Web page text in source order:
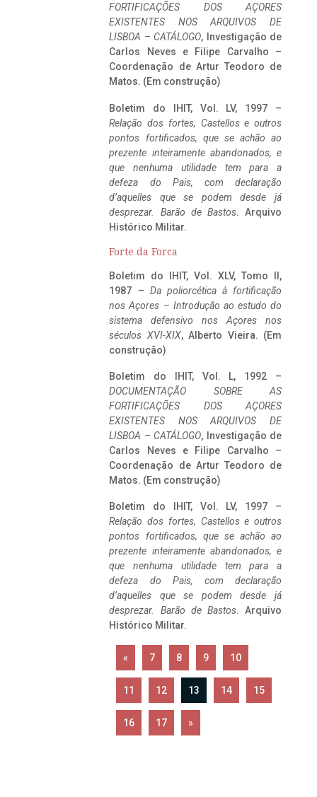
FORTIFICAÇÕES DOS AÇORES
EXISTENTES NOS ARQUIVOS DE
LISBOA – CATÁLOGO, Investigação de
Carlos Neves e Filipe Carvalho –
Coordenação de Artur Teodoro de
Matos. (Em construção)
Boletim do IHIT, Vol. LV, 1997 –
Relação dos fortes, Castellos e outros
pontos fortificados, que se achão ao
prezente inteiramente abandonados, e
que nenhuma utilidade tem para a
defeza do Pais, com declaração
d’aquelles que se podem desde já
desprezar. Barão de Bastos. Arquivo
Histórico Militar.
Forte da Forca
Boletim do IHIT, Vol. XLV, Tomo II,
1987 – Da poliorcética à fortificação
nos Açores – Introdução ao estudo do
sistema defensivo nos Açores nos
séculos XVI-XIX, Alberto Vieira. (Em
construção)
Boletim do IHIT, Vol. L, 1992 –
DOCUMENTAÇÃO SOBRE AS
FORTIFICAÇÕES DOS AÇORES
EXISTENTES NOS ARQUIVOS DE
LISBOA – CATÁLOGO, Investigação de
Carlos Neves e Filipe Carvalho –
Coordenação de Artur Teodoro de
Matos. (Em construção)
Boletim do IHIT, Vol. LV, 1997 –
Relação dos fortes, Castellos e outros
pontos fortificados, que se achão ao
prezente inteiramente abandonados, e
que nenhuma utilidade tem para a
defeza do Pais, com declaração
d’aquelles que se podem desde já
desprezar. Barão de Bastos. Arquivo
Histórico Militar.
« 7 8 9 10
11 12 13 14 15
16 17 »